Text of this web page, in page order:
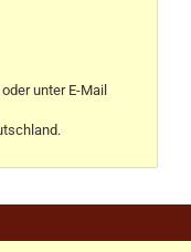
oder unter E-Mail